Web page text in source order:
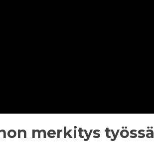
merkitys työssä